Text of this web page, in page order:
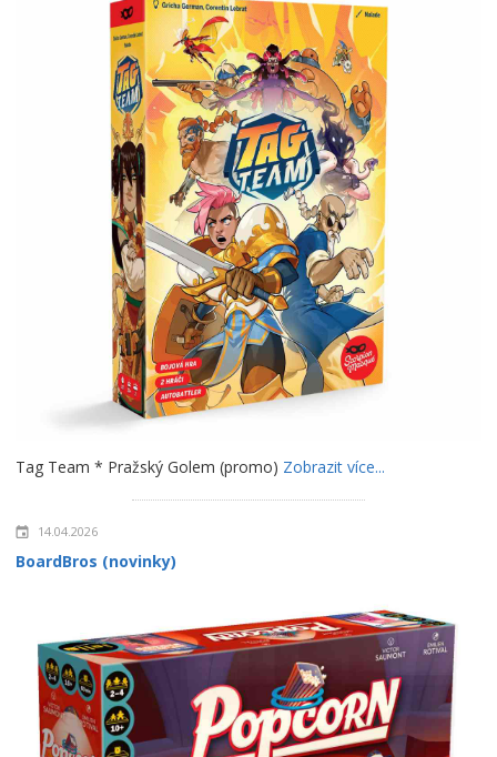
Tag Team * Pražský Golem (promo) Zobrazit více...
14.04.2026
BoardBros (novinky)